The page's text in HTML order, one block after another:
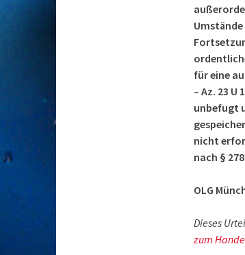
für eine
– Az. 23
unbefugt
nicht
nach §
OLG
Dieses
zum